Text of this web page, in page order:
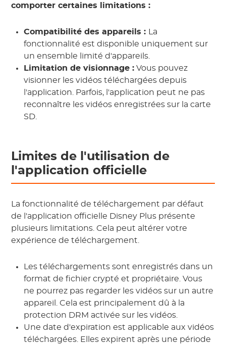
comporter certaines limitations :
Compatibilité des appareils : La
fonctionnalité est disponible uniquement sur
un ensemble limité d'appareils.
Limitation de visionnage : Vous pouvez
visionner les vidéos téléchargées depuis
l'application. Parfois, l'application peut ne pas
reconnaître les vidéos enregistrées sur la carte
SD.
Limites de l'utilisation de
l'application officielle
La fonctionnalité de téléchargement par défaut
de l'application officielle Disney Plus présente
plusieurs limitations. Cela peut altérer votre
expérience de téléchargement.
Les téléchargements sont enregistrés dans un
format de fichier crypté et propriétaire. Vous
ne pourrez pas regarder les vidéos sur un autre
appareil. Cela est principalement dû à la
protection DRM activée sur les vidéos.
Une date d'expiration est applicable aux vidéos
téléchargées. Elles expirent après une période